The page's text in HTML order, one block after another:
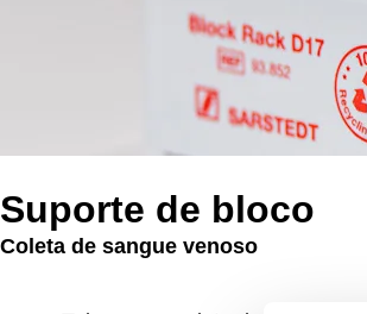
Suporte de bloco
Coleta de sangue venoso